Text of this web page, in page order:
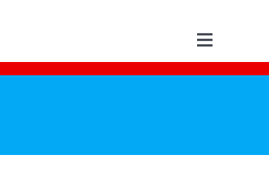
Toggle